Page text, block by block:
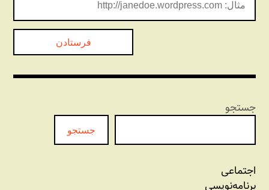
جستجو
جستجو
اجتماعی
برنامه‏‌نویسی